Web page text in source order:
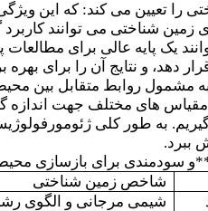
می کند: که این ویژگی ها
زمین شناختی می توانند
یک پایه عالی برای
دهد، و نتایج آن را برای
روابط متقابل بین
های مختلف جهت اندازه
به طور کلی
ببرد.
شاخص زمین شناختی
شیمی مرجانی و الگوی